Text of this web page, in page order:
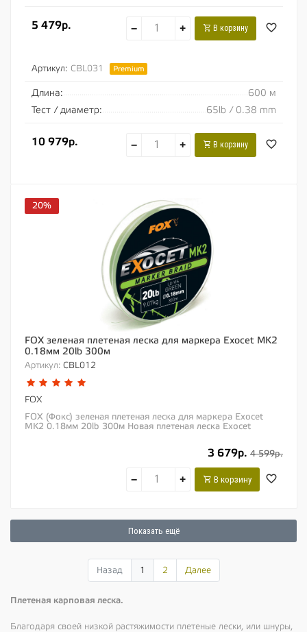
5 479р. − + В корзину
Артикул: CBL031 Premium
Длина:
600 м
Тест / диаметр:
65lb / 0.38 mm
10 979р. − + В корзину
20%
FOX зеленая плетеная леска для маркера Exocet MK2
0.18мм 20lb 300м
Артикул: CBL012
FOX
FOX (Фокс) зеленая плетеная леска для маркера Exocet
MK2 0.18мм 20lb 300м Новая плетеная леска Exocet
3 679р. 4 599р.
− + В корзину
Показать ещё
Назад 1 2 Далее
Плетеная карповая леска.
Благодаря своей низкой растяжимости плетеные лески, или шнуры,